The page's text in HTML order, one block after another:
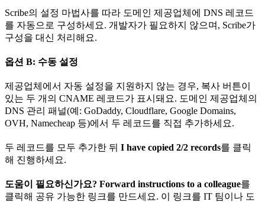
Scribe의 설정 마법사를 따라 도메인 제공업체에 DNS 레코드
를 자동으로 구성하세요. 개발자가 필요하지 않으며, Scribe가
구성을 대신 처리해요.
옵션 B: 수동 설정
제공업체에서 자동 설정을 지원하지 않는 경우, 복사 버튼이
있는 두 개의 CNAME 레코드가 표시돼요. 도메인 제공업체의
DNS 관리 패널(예: GoDaddy, Cloudflare, Google Domains,
OVH, Namecheap 등)에서 두 레코드를 직접 추가하세요.
두 레코드를 모두 추가한 뒤 I have copied 2/2 records를 클릭
해 진행하세요.
도움이 필요하신가요? Forward instructions to a colleague를
클릭해 공유 가능한 링크를 만드세요. 이 링크를 IT 팀이나 도